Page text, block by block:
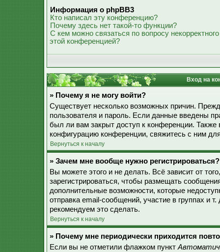
Информация о phpBB3
Кто написал эту конференцию?
Почему здесь нет такой-то функции?
С кем можно связаться по вопросу
этой конференцией?
Вход на
» Почему я не могу войти?
Существует несколько возможных причин.
пользователя и пароль. Если данные введены
был ли вам закрыт доступ к конференции. Также
конфигурацию конференции, свяжитесь с ним
Вернуться к началу
» Зачем мне вообще нужно регистрироваться?
Вы можете этого и не делать. Всё зависит от
зарегистрироваться, чтобы размещать
дополнительные возможности, которые
отправка email-сообщений, участие в группах и
рекомендуем это сделать.
Вернуться к началу
» Почему мне периодически приходится
Если вы не отметили флажком пункт